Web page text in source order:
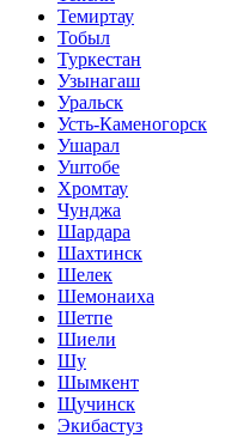
Темиртау
Тобыл
Туркестан
Узынагаш
Уральск
Усть-Каменогорск
Ушарал
Уштобе
Хромтау
Чунджа
Шардара
Шахтинск
Шелек
Шемонаиха
Шетпе
Шиели
Шу
Шымкент
Щучинск
Экибастуз